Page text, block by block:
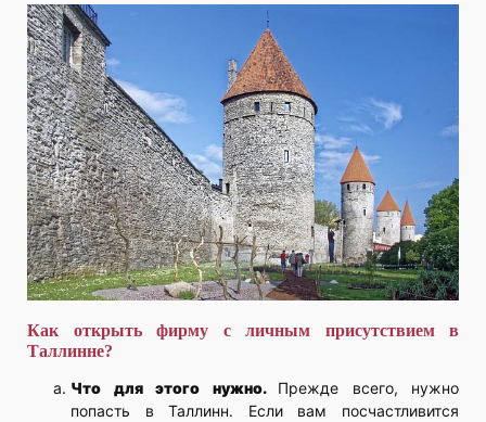
Как открыть фирму с личным присутствием в
Таллинне?
Что для этого нужно. Прежде всего, нужно
попасть в Таллинн. Если вам посчастливится